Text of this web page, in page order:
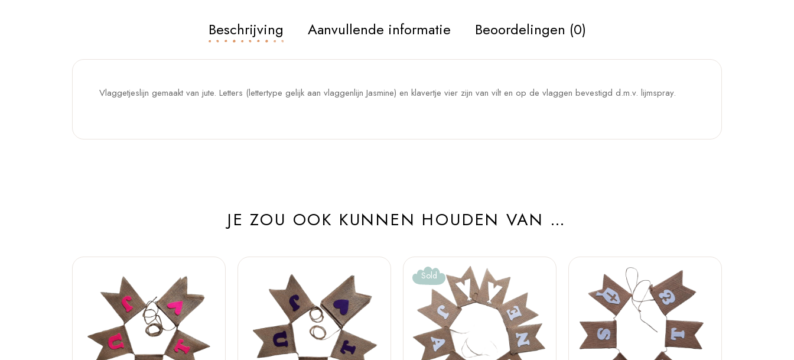
Beschrijving Aanvullende informatie Beoordelingen (0)
Vlaggetjeslijn gemaakt van jute. Letters (lettertype gelijk aan vlaggenlijn Jasmine) en klavertje vier zijn van vilt en op de vlaggen bevestigd d.m.v. lijmspray.
JE ZOU OOK KUNNEN HOUDEN VAN …
Sold